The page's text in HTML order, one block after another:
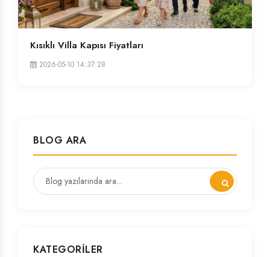
Kısıklı Villa Kapısı Fiyatları
2026-05-10 14:37:28
BLOG ARA
KATEGORILER